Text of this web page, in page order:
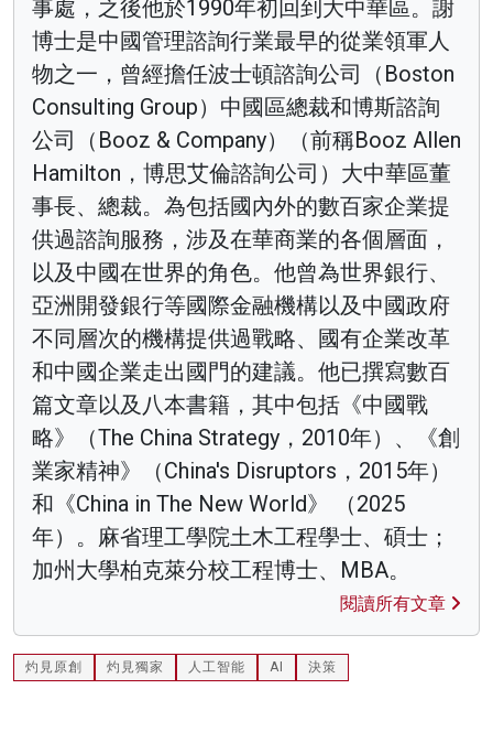
事處，之後他於1990年初回到大中華區。謝
博士是中國管理諮詢行業最早的從業領軍人
物之一，曾經擔任波士頓諮詢公司（Boston
Consulting Group）中國區總裁和博斯諮詢
公司（Booz & Company）（前稱Booz Allen
Hamilton，博思艾倫諮詢公司）大中華區董
事長、總裁。為包括國內外的數百家企業提
供過諮詢服務，涉及在華商業的各個層面，
以及中國在世界的角色。他曾為世界銀行、
亞洲開發銀行等國際金融機構以及中國政府
不同層次的機構提供過戰略、國有企業改革
和中國企業走出國門的建議。他已撰寫數百
篇文章以及八本書籍，其中包括《中國戰
略》（The China Strategy，2010年）、《創
業家精神》（China's Disruptors，2015年）
和《China in The New World》 （2025
年）。麻省理工學院土木工程學士、碩士；
加州大學柏克萊分校工程博士、MBA。
閱讀所有文章
灼見原創 灼見獨家 人工智能 AI 決策